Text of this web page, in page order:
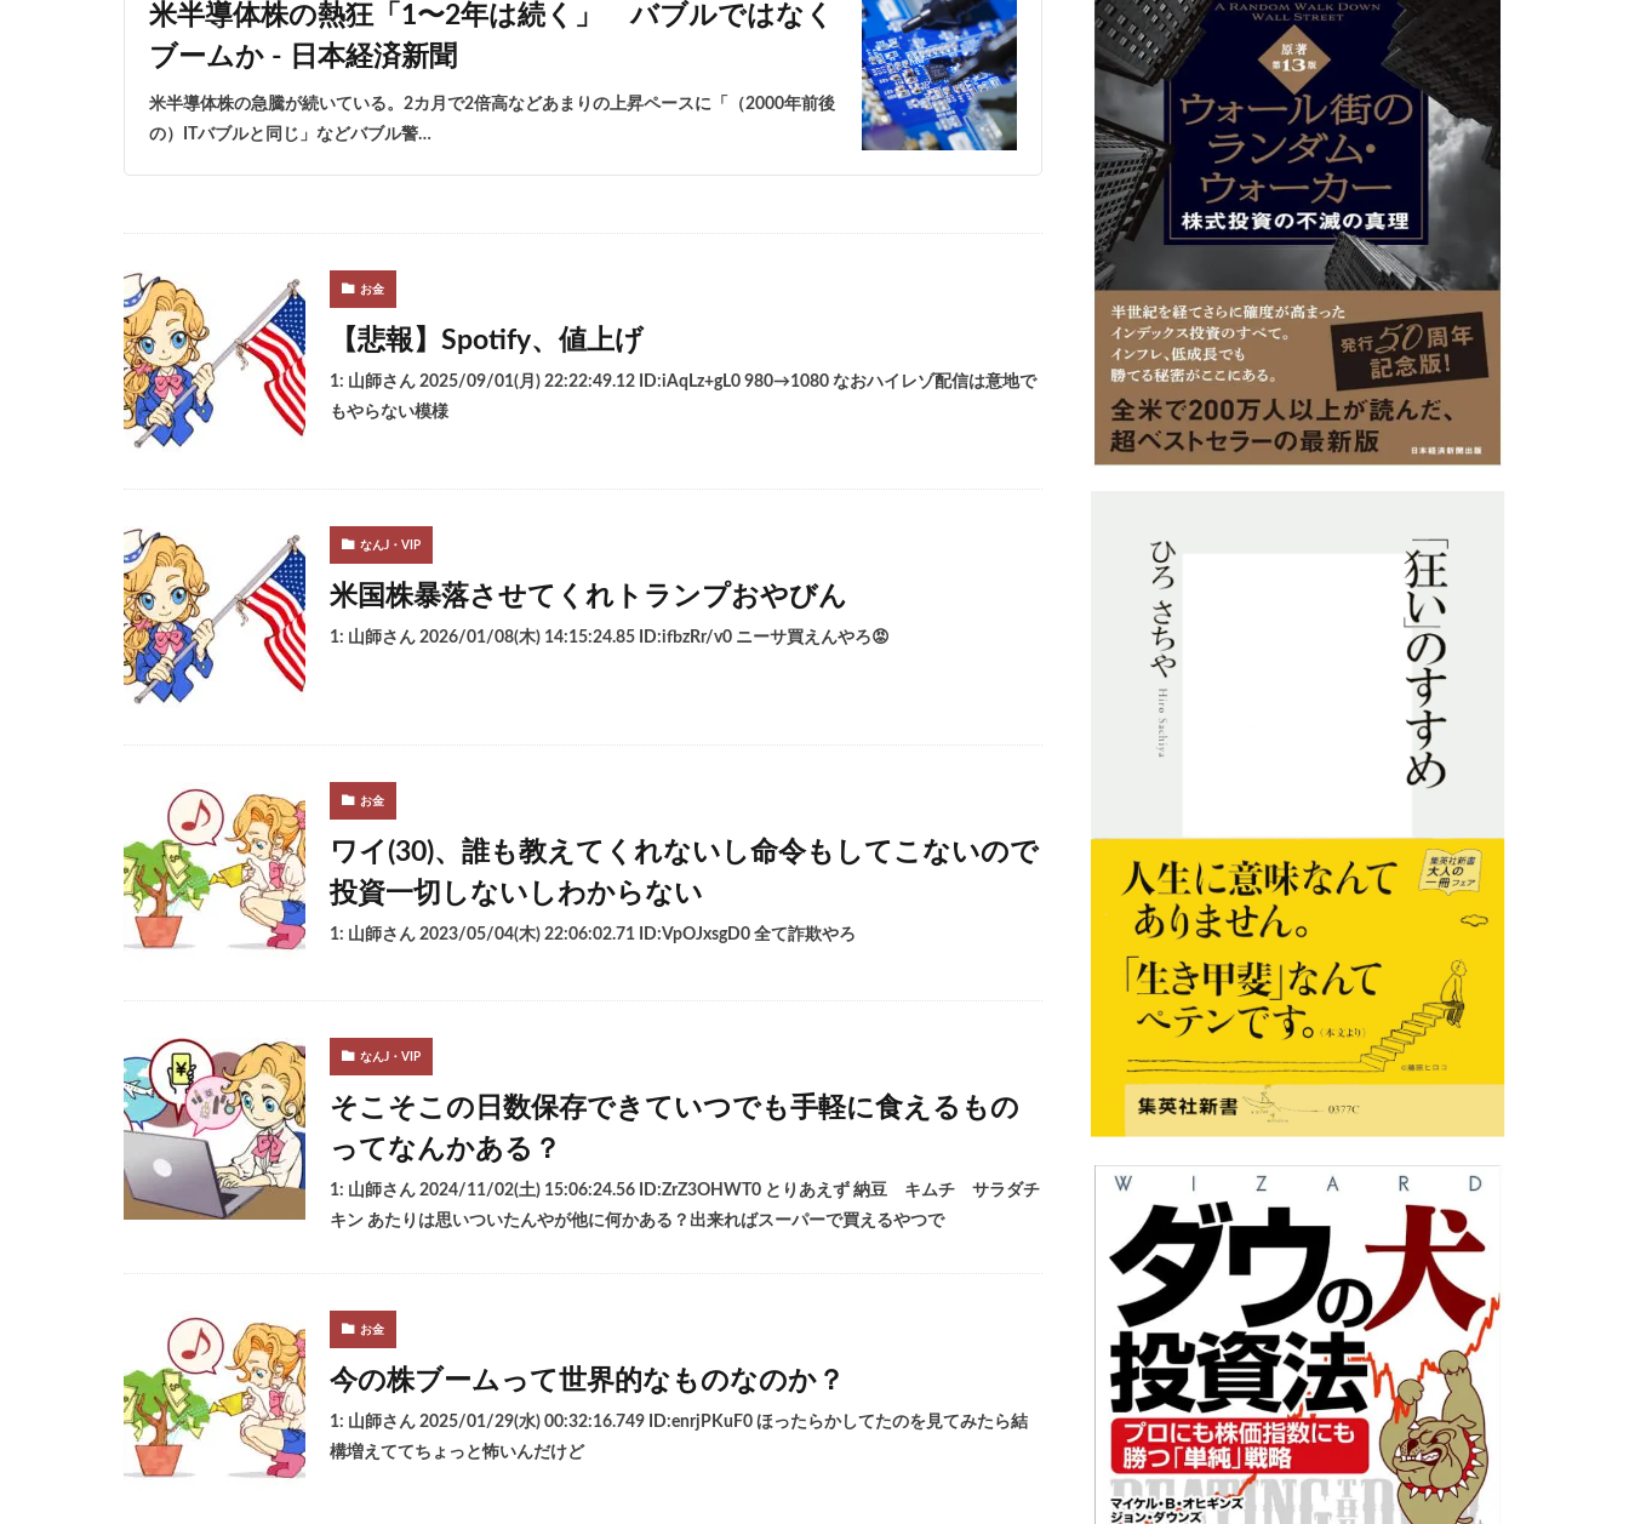
米半導体株の熱狂「1〜2年は続く」 バブルではなく
ブームか - 日本経済新聞
米半導体株の急騰が続いている。2カ月で2倍高などあまりの上昇ペースに「（2000年前後
の）ITバブルと同じ」などバブル警…
お金
【悲報】Spotify、値上げ
1: 山師さん 2025/09/01(月) 22:22:49.12 ID:iAqLz+gL0 980→1080 なおハイレゾ配信は意地で
もやらない模様
なんJ・VIP
米国株暴落させてくれトランプおやびん
1: 山師さん 2026/01/08(木) 14:15:24.85 ID:ifbzRr/v0 ニーサ買えんやろ😡
お金
ワイ(30)、誰も教えてくれないし命令もしてこないので
投資一切しないしわからない
1: 山師さん 2023/05/04(木) 22:06:02.71 ID:VpOJxsgD0 全て詐欺やろ
なんJ・VIP
そこそこの日数保存できていつでも手軽に食えるもの
ってなんかある？
1: 山師さん 2024/11/02(土) 15:06:24.56 ID:ZrZ3OHWT0 とりあえず 納豆 キムチ サラダチ
キン あたりは思いついたんやが他に何かある？出来ればスーパーで買えるやつで
お金
今の株ブームって世界的なものなのか？
1: 山師さん 2025/01/29(水) 00:32:16.749 ID:enrjPKuF0 ほったらかしてたのを見てみたら結
構増えててちょっと怖いんだけど